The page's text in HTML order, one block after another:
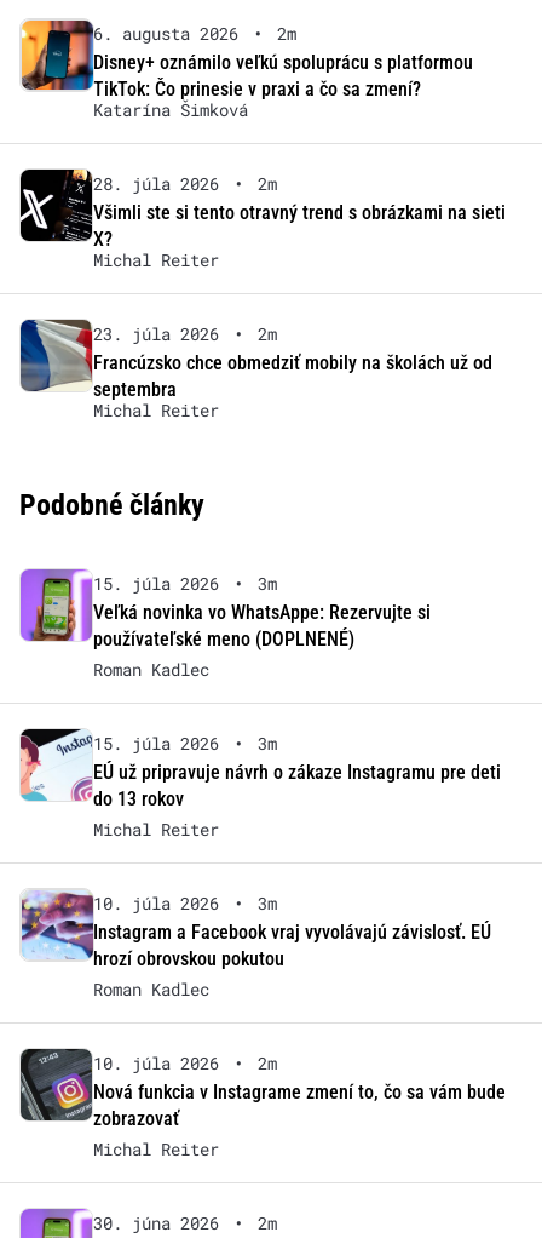
6. augusta 2026 •
2m
Disney+ oznámilo veľkú spoluprácu s platformou
TikTok: Čo prinesie v praxi a čo sa zmení?
Katarína Šimková
28. júla 2026 •
2m
Všimli ste si tento otravný trend s obrázkami na sieti
X?
Michal Reiter
23. júla 2026 •
2m
Francúzsko chce obmedziť mobily na školách už od
septembra
Michal Reiter
Podobné články
15. júla 2026 •
3m
Veľká novinka vo WhatsAppe: Rezervujte si
používateľské meno (DOPLNENÉ)
Roman Kadlec
15. júla 2026 •
3m
EÚ už pripravuje návrh o zákaze Instagramu pre deti
do 13 rokov
Michal Reiter
10. júla 2026 •
3m
Instagram a Facebook vraj vyvolávajú závislosť. EÚ
hrozí obrovskou pokutou
Roman Kadlec
10. júla 2026 •
2m
Nová funkcia v Instagrame zmení to, čo sa vám bude
zobrazovať
Michal Reiter
30. júna 2026 •
2m